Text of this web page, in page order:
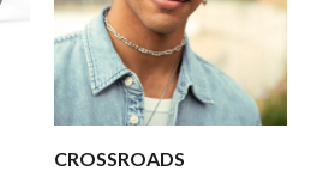
CROSSROADS